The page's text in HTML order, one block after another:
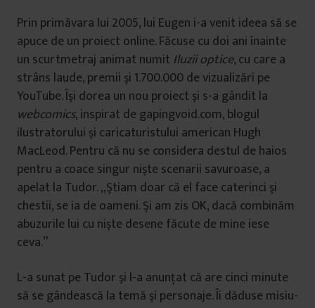
Prin primăvara lui 2005, lui Eugen i-a venit ideea să se
apuce de un proiect online. Făcuse cu doi ani înainte
un scurtmetraj animat numit Iluzii optice, cu care a
strâns laude, premii şi 1.700.000 de vizualizări pe
YouTube. Îşi dorea un nou proiect şi s-a gândit la
webcomics, inspirat de gapingvoid.com, blogul
ilustratorului şi caricaturistului american Hugh
MacLeod. Pentru că nu se considera destul de haios
pentru a coace singur nişte scenarii savuroase, a
apelat la Tudor. „Ştiam doar că el face caterinci şi
chestii, se ia de oameni. Şi am zis OK, dacă combinăm
abuzurile lui cu nişte desene făcute de mine iese
ceva.”
L-a sunat pe Tudor şi l-a anunţat că are cinci minute
să se gândească la temă şi personaje. Îi dăduse misiu-